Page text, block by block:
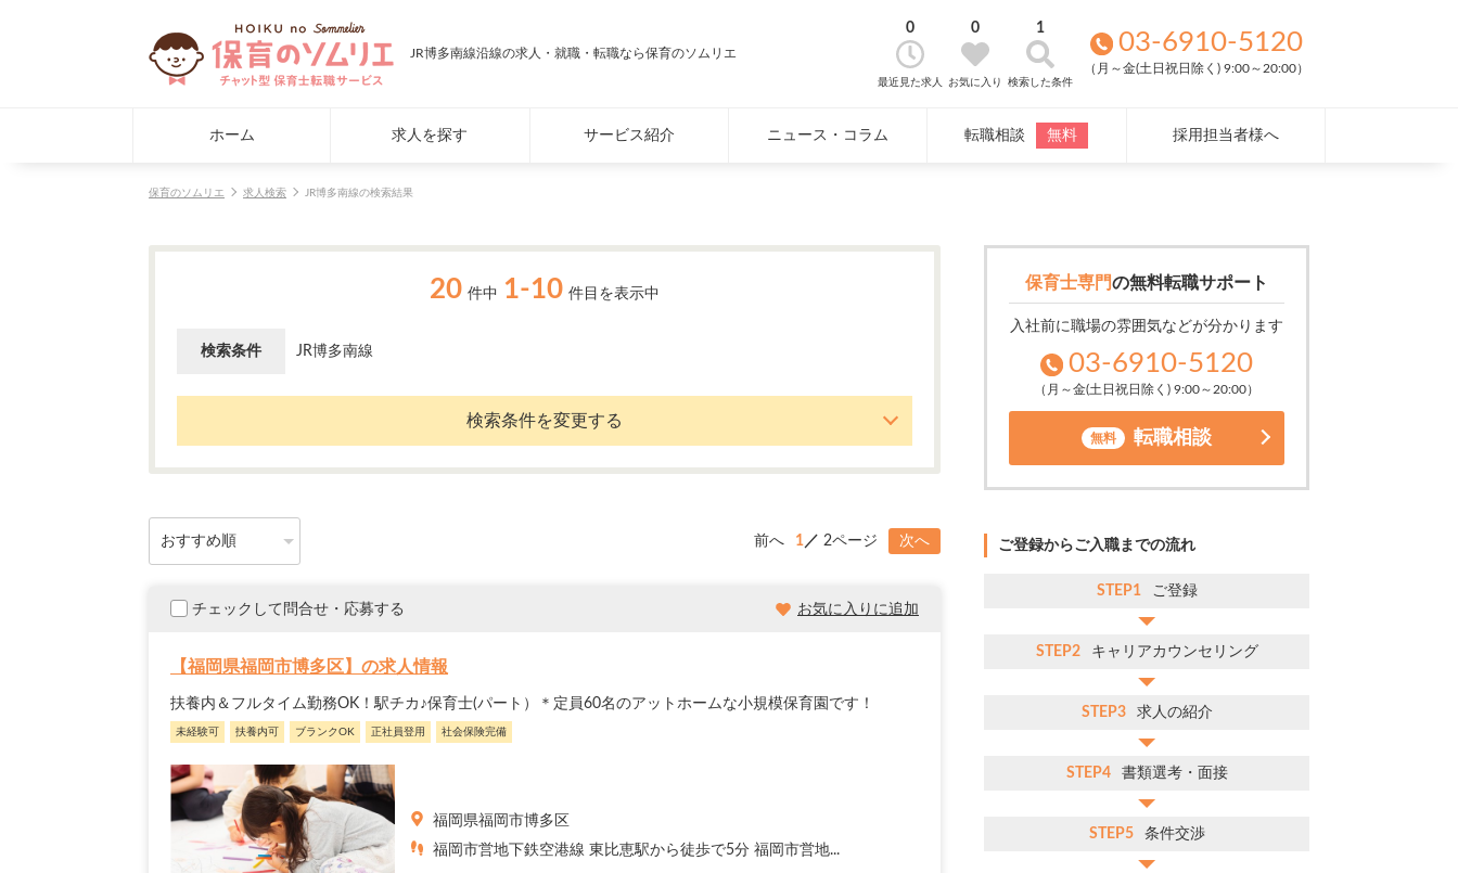
JR博多南線沿線の求人・就職・転職なら保育のソムリエ
0
最近見た求人
0
お気に入り
1
検索した条件
03-6910-5120
（月～金(土日祝日除く) 9:00～20:00）
ホーム 求人を探す サービス紹介 ニュース・コラム 転職相談 無料 採用担当者様へ
保育のソムリエ 求人検索 JR博多南線の検索結果
20 件中 1-10 件目を表示中
検索条件 JR博多南線
検索条件を変更する
前へ 1 2ページ 次へ
チェックして問合せ・応募する お気に入りに追加
【福岡県福岡市博多区】の求人情報
扶養内＆フルタイム勤務OK！駅チカ♪保育士(パート）＊定員60名のアットホームな小規模保育園です！
未経験可 扶養内可 ブランクOK 正社員登用 社会保険完備
福岡県福岡市博多区
福岡市営地下鉄空港線 東比恵駅から徒歩で5分 福岡市営地...
保育士専門の無料転職サポート
入社前に職場の雰囲気などが分かります
03-6910-5120
（月～金(土日祝日除く) 9:00～20:00）
無料 転職相談
ご登録からご入職までの流れ
STEP1 ご登録
STEP2 キャリアカウンセリング
STEP3 求人の紹介
STEP4 書類選考・面接
STEP5 条件交渉